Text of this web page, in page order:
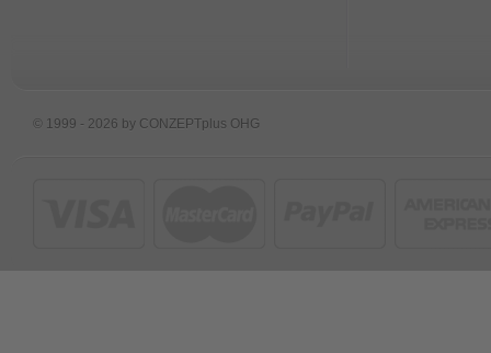
© 1999 - 2026 by CONZEPTplus OHG